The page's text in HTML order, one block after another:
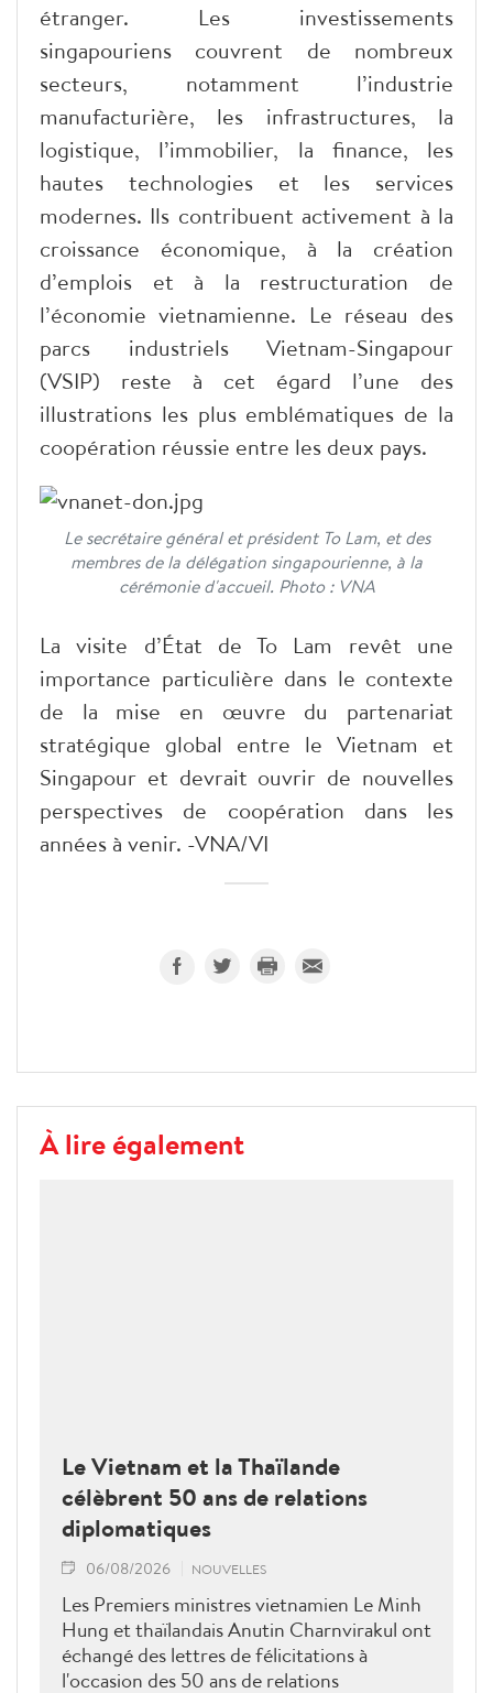
étranger. Les investissements
singapouriens couvrent de nombreux
secteurs, notamment l’industrie
manufacturière, les infrastructures, la
logistique, l’immobilier, la finance, les
hautes technologies et les services
modernes. Ils contribuent activement à la
croissance économique, à la création
d’emplois et à la restructuration de
l’économie vietnamienne. Le réseau des
parcs industriels Vietnam-Singapour
(VSIP) reste à cet égard l’une des
illustrations les plus emblématiques de la
coopération réussie entre les deux pays.
Le secrétaire général et président To Lam, et des
membres de la délégation singapourienne, à la
cérémonie d'accueil. Photo : VNA
La visite d’État de To Lam revêt une
importance particulière dans le contexte
de la mise en œuvre du partenariat
stratégique global entre le Vietnam et
Singapour et devrait ouvrir de nouvelles
perspectives de coopération dans les
années à venir. -VNA/VI
À lire également
Le Vietnam et la Thaïlande
célèbrent 50 ans de relations
diplomatiques
06/08/2026 NOUVELLES
Les Premiers ministres vietnamien Le Minh
Hung et thaïlandais Anutin Charnvirakul ont
échangé des lettres de félicitations à
l'occasion des 50 ans de relations